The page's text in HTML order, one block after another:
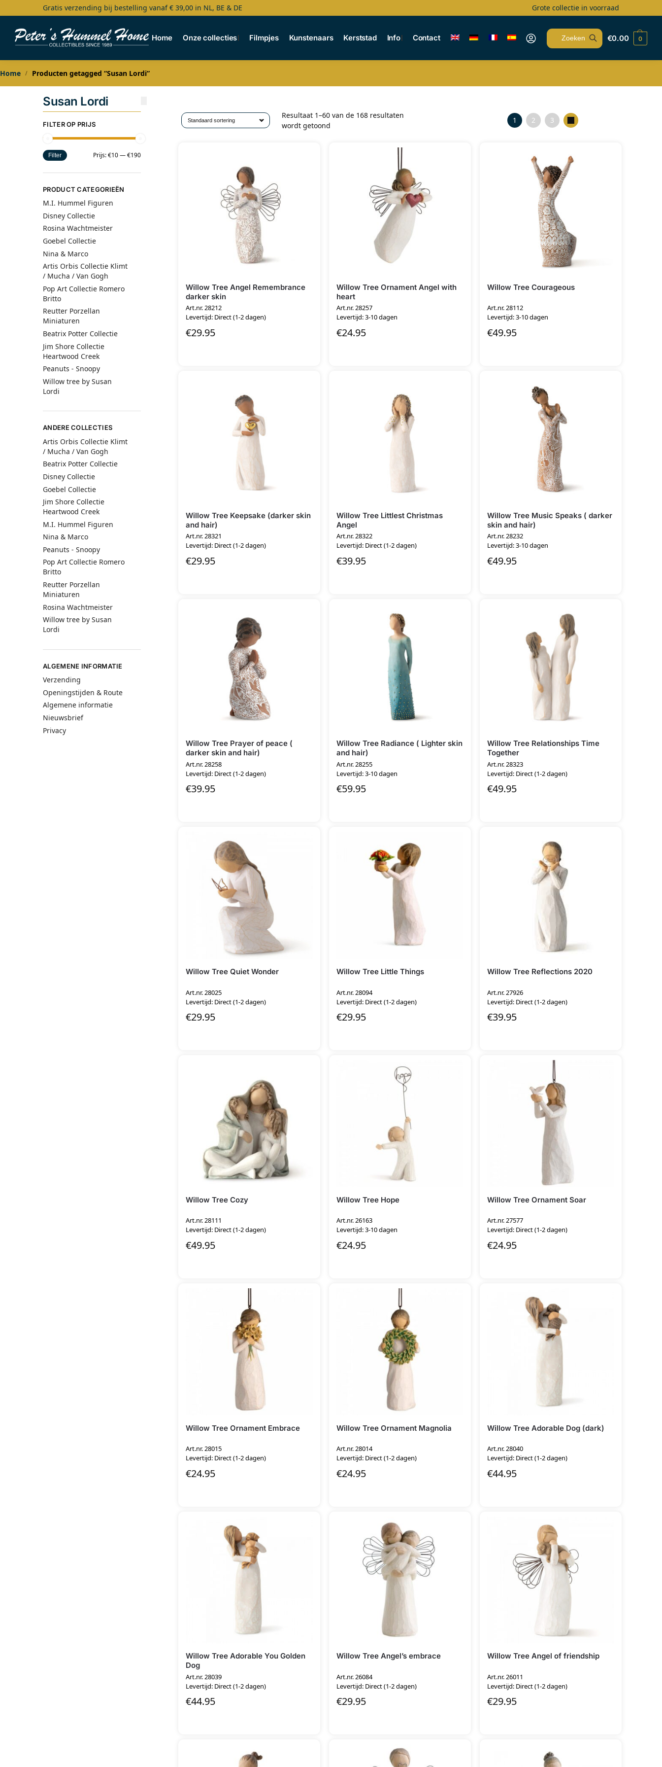
Gratis verzending bij bestelling vanaf € 39,00 in NL, BE & DE Grote collectie in voorraad
Home Onze collecties Filmpjes Kunstenaars Kerststad Info Contact
Search
€0.00 0
Home / Producten getagged “Susan Lordi”
Resultaat 1–60 van de 168 resultaten
wordt getoond
1 2 3
Willow Tree Angel Remembrance
darker skin
Art.nr. 28212
Levertijd: Direct (1-2 dagen)
€29.95
Willow Tree Ornament Angel with
heart
Art.nr. 28257
Levertijd: 3-10 dagen
€24.95
Willow Tree Courageous
Art.nr. 28112
Levertijd: 3-10 dagen
€49.95
Willow Tree Keepsake (darker skin
and hair)
Art.nr. 28321
Levertijd: Direct (1-2 dagen)
€29.95
Willow Tree Littlest Christmas
Angel
Art.nr. 28322
Levertijd: Direct (1-2 dagen)
€39.95
Willow Tree Music Speaks ( darker
skin and hair)
Art.nr. 28232
Levertijd: 3-10 dagen
€49.95
Willow Tree Prayer of peace (
darker skin and hair)
Art.nr. 28258
Levertijd: Direct (1-2 dagen)
€39.95
Willow Tree Radiance ( Lighter skin
and hair)
Art.nr. 28255
Levertijd: 3-10 dagen
€59.95
Willow Tree Relationships Time
Together
Art.nr. 28323
Levertijd: Direct (1-2 dagen)
€49.95
Willow Tree Quiet Wonder
Art.nr. 28025
Levertijd: Direct (1-2 dagen)
€29.95
Willow Tree Little Things
Art.nr. 28094
Levertijd: Direct (1-2 dagen)
€29.95
Willow Tree Reflections 2020
Art.nr. 27926
Levertijd: Direct (1-2 dagen)
€39.95
Willow Tree Cozy
Art.nr. 28111
Levertijd: Direct (1-2 dagen)
€49.95
Willow Tree Hope
Art.nr. 26163
Levertijd: 3-10 dagen
€24.95
Willow Tree Ornament Soar
Art.nr. 27577
Levertijd: Direct (1-2 dagen)
€24.95
Willow Tree Ornament Embrace
Art.nr. 28015
Levertijd: Direct (1-2 dagen)
€24.95
Willow Tree Ornament Magnolia
Art.nr. 28014
Levertijd: Direct (1-2 dagen)
€24.95
Willow Tree Adorable Dog (dark)
Art.nr. 28040
Levertijd: Direct (1-2 dagen)
€44.95
Willow Tree Adorable You Golden
Dog
Art.nr. 28039
Levertijd: Direct (1-2 dagen)
€44.95
Willow Tree Angel’s embrace
Art.nr. 26084
Levertijd: Direct (1-2 dagen)
€29.95
Willow Tree Angel of friendship
Art.nr. 26011
Levertijd: Direct (1-2 dagen)
€29.95
Susan Lordi
FILTER OP PRIJS
Filter Prijs:€10—€190
PRODUCT CATEGORIEËN
M.I. Hummel Figuren
Disney Collectie
Rosina Wachtmeister
Goebel Collectie
Nina & Marco
Artis Orbis Collectie Klimt
/ Mucha / Van Gogh
Pop Art Collectie Romero
Britto
Reutter Porzellan
Miniaturen
Beatrix Potter Collectie
Jim Shore Collectie
Heartwood Creek
Peanuts - Snoopy
Willow tree by Susan
Lordi
ANDERE COLLECTIES
Artis Orbis Collectie Klimt
/ Mucha / Van Gogh
Beatrix Potter Collectie
Disney Collectie
Goebel Collectie
Jim Shore Collectie
Heartwood Creek
M.I. Hummel Figuren
Nina & Marco
Peanuts - Snoopy
Pop Art Collectie Romero
Britto
Reutter Porzellan
Miniaturen
Rosina Wachtmeister
Willow tree by Susan
Lordi
ALGEMENE INFORMATIE
Verzending
Openingstijden & Route
Algemene informatie
Nieuwsbrief
Privacy